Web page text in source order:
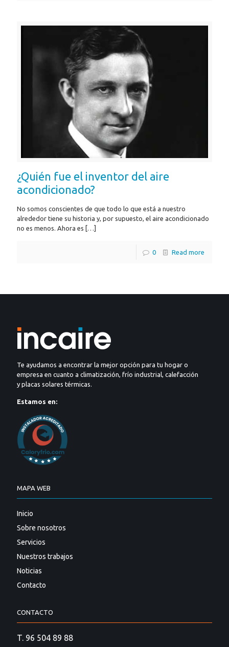
¿Quién fue el inventor del aire
acondicionado?
No somos conscientes de que todo lo que está a nuestro
alrededor tiene su historia y, por supuesto, el aire acondicionado
no es menos. Ahora es […]
0 Read more
Te ayudamos a encontrar la mejor opción para tu hogar o
empresa en cuanto a climatización, frío industrial, calefacción
y placas solares térmicas.
Estamos en:
MAPA WEB
Inicio
Sobre nosotros
Servicios
Nuestros trabajos
Noticias
Contacto
CONTACTO
T. 96 504 89 88